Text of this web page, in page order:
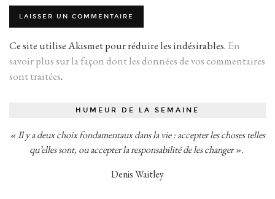
Ce site utilise Akismet pour réduire les indésirables. En
savoir plus sur la façon dont les données de vos commentaires
sont traitées.
HUMEUR DE LA SEMAINE
« Il y a deux choix fondamentaux dans la vie : accepter les choses telles
qu’elles sont, ou accepter la responsabilité de les changer ».
Denis Waitley